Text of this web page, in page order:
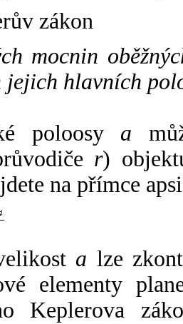
zákon
mocnin
jejich hlavních
poloosy a
r)
na přímce
a lze
elementy
Keplerova